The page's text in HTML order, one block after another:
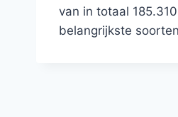
van in totaal
belangrijkste